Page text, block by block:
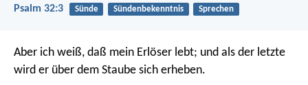
Psalm 32:3 Sünde Sündenbekenntnis Sprechen
Aber ich weiß, daß mein Erlöser lebt; und als der letzte
wird er über dem Staube sich erheben.